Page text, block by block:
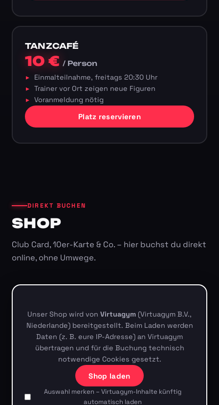
TANZCAFÉ
10 €/ Person
Einmalteilnahme, freitags 20:30 Uhr
Trainer vor Ort zeigen neue Figuren
Voranmeldung nötig
Platz reservieren
DIREKT BUCHEN
SHOP
Club Card, 10er-Karte & Co. – hier buchst du direkt
online, ohne Umwege.
Unser Shop wird von Virtuagym (Virtuagym B.V.,
Niederlande) bereitgestellt. Beim Laden werden
Daten (z. B. eure IP-Adresse) an Virtuagym
übertragen und für die Buchung technisch
notwendige Cookies gesetzt.
Shop laden
Auswahl merken – Virtuagym-Inhalte künftig
automatisch laden